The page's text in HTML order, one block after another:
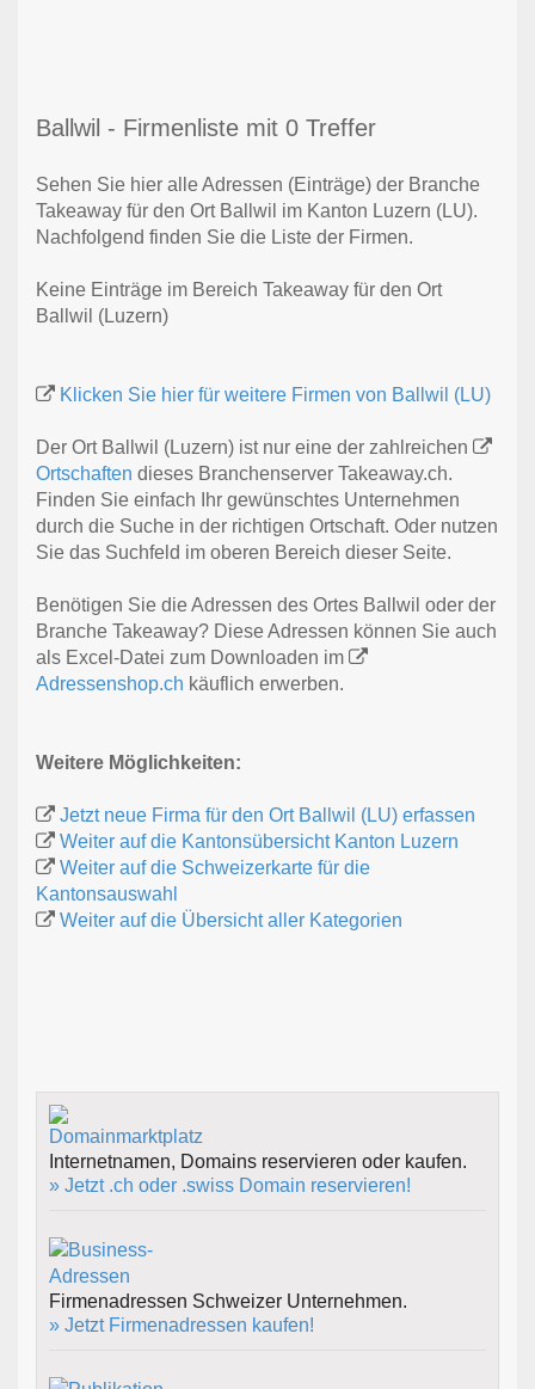
Ballwil - Firmenliste mit 0 Treffer
Sehen Sie hier alle Adressen (Einträge) der Branche
Takeaway für den Ort Ballwil im Kanton Luzern (LU).
Nachfolgend finden Sie die Liste der Firmen.
Keine Einträge im Bereich Takeaway für den Ort
Ballwil (Luzern)
Klicken Sie hier für weitere Firmen von Ballwil (LU)
Der Ort Ballwil (Luzern) ist nur eine der zahlreichen
Ortschaften dieses Branchenserver Takeaway.ch.
Finden Sie einfach Ihr gewünschtes Unternehmen
durch die Suche in der richtigen Ortschaft. Oder nutzen
Sie das Suchfeld im oberen Bereich dieser Seite.
Benötigen Sie die Adressen des Ortes Ballwil oder der
Branche Takeaway? Diese Adressen können Sie auch
als Excel-Datei zum Downloaden im
Adressenshop.ch käuflich erwerben.
Weitere Möglichkeiten:
Jetzt neue Firma für den Ort Ballwil (LU) erfassen
Weiter auf die Kantonsübersicht Kanton Luzern
Weiter auf die Schweizerkarte für die
Kantonsauswahl
Weiter auf die Übersicht aller Kategorien
Internetnamen, Domains reservieren oder kaufen.
» Jetzt .ch oder .swiss Domain reservieren!
Firmenadressen Schweizer Unternehmen.
» Jetzt Firmenadressen kaufen!